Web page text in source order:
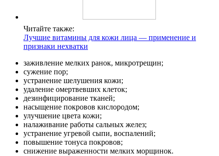
Читайте также:
Лучшие витамины для кожи лица — применение и
признаки нехватки
заживление мелких ранок, микротрещин;
сужение пор;
устранение шелушения кожи;
удаление омертвевших клеток;
дезинфицирование тканей;
насыщение покровов кислородом;
улучшение цвета кожи;
налаживание работы сальных желез;
устранение угревой сыпи, воспалений;
повышение тонуса покровов;
снижение выраженности мелких морщинок.